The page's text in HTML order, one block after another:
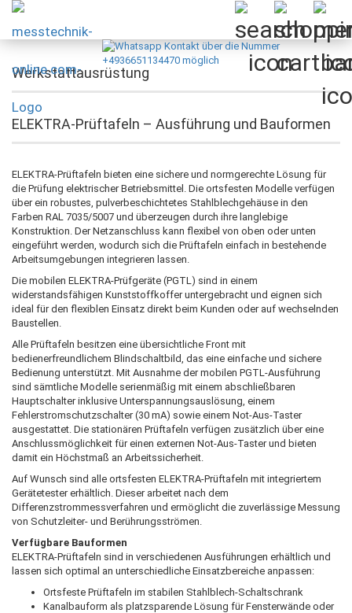
Werkstattausrüstung
ELEKTRA-Prüftafeln – Ausführung und Bauformen
ELEKTRA-Prüftafeln bieten eine sichere und normgerechte Lösung für
die Prüfung elektrischer Betriebsmittel. Die ortsfesten Modelle verfügen
über ein robustes, pulverbeschichtetes Stahlblechgehäuse in den
Farben RAL 7035/5007 und überzeugen durch ihre langlebige
Konstruktion. Der Netzanschluss kann flexibel von oben oder unten
eingeführt werden, wodurch sich die Prüftafeln einfach in bestehende
Arbeitsumgebungen integrieren lassen.
Die mobilen ELEKTRA-Prüfgeräte (PGTL) sind in einem
widerstandsfähigen Kunststoffkoffer untergebracht und eignen sich
ideal für den flexiblen Einsatz direkt beim Kunden oder auf wechselnden
Baustellen.
Alle Prüftafeln besitzen eine übersichtliche Front mit
bedienerfreundlichem Blindschaltbild, das eine einfache und sichere
Bedienung unterstützt. Mit Ausnahme der mobilen PGTL-Ausführung
sind sämtliche Modelle serienmäßig mit einem abschließbaren
Hauptschalter inklusive Unterspannungsauslösung, einem
Fehlerstromschutzschalter (30 mA) sowie einem Not-Aus-Taster
ausgestattet. Die stationären Prüftafeln verfügen zusätzlich über eine
Anschlussmöglichkeit für einen externen Not-Aus-Taster und bieten
damit ein Höchstmaß an Arbeitssicherheit.
Auf Wunsch sind alle ortsfesten ELEKTRA-Prüftafeln mit integriertem
Gerätetester erhältlich. Dieser arbeitet nach dem
Differenzstrommessverfahren und ermöglicht die zuverlässige Messung
von Schutzleiter- und Berührungsströmen.
Verfügbare Bauformen
ELEKTRA-Prüftafeln sind in verschiedenen Ausführungen erhältlich und
lassen sich optimal an unterschiedliche Einsatzbereiche anpassen:
Ortsfeste Prüftafeln im stabilen Stahlblech-Schaltschrank
Kanalbauform als platzsparende Lösung für Fensterwände oder